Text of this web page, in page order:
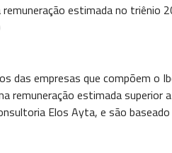
estimada no triênio
das empresas que compõem o
remuneração estimada
Elos Ayta, e são